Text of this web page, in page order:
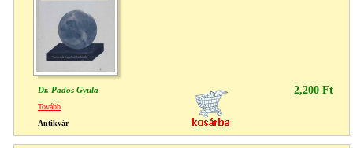
Dr. Pados Gyula 2,200 Ft
Tovább
Antikvár